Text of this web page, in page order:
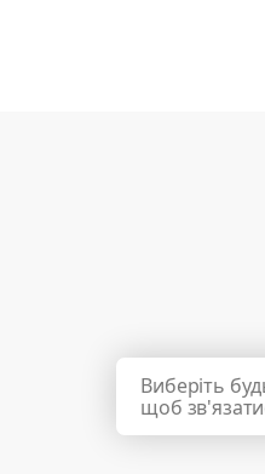
Виберіть
щоб